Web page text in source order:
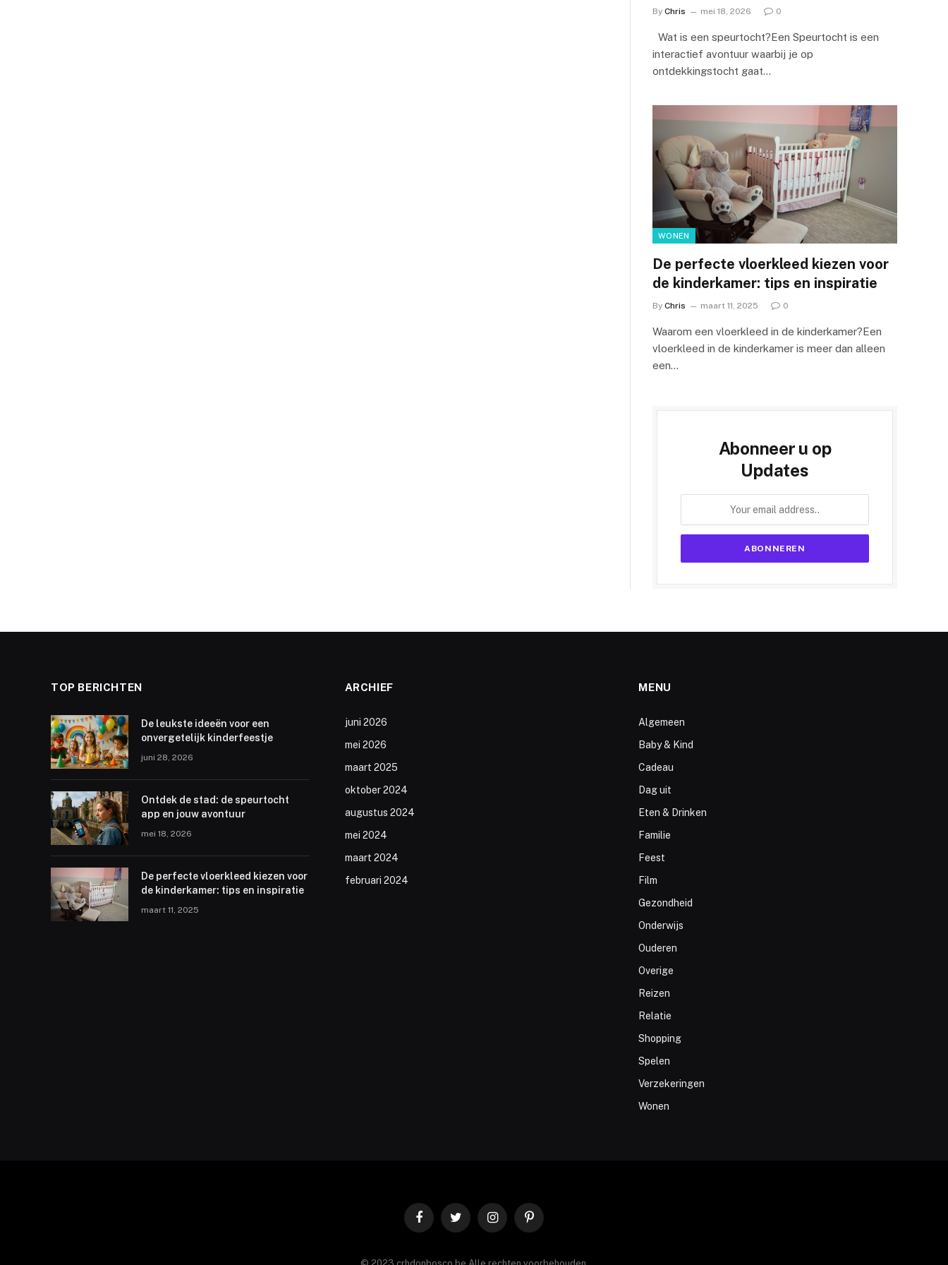
By Chris mei 18, 2026 0
Wat is een speurtocht?Een Speurtocht is een
interactief avontuur waarbij je op
ontdekkingstocht gaat…
WONEN
De perfecte vloerkleed kiezen voor
de kinderkamer: tips en inspiratie
By Chris maart 11, 2025 0
Waarom een vloerkleed in de kinderkamer?Een
vloerkleed in de kinderkamer is meer dan alleen
een…
Abonneer u op
Updates
TOP BERICHTEN
De leukste ideeën voor een
onvergetelijk kinderfeestje
juni 28, 2026
Ontdek de stad: de speurtocht
app en jouw avontuur
mei 18, 2026
De perfecte vloerkleed kiezen voor
de kinderkamer: tips en inspiratie
maart 11, 2025
ARCHIEF
juni 2026
mei 2026
maart 2025
oktober 2024
augustus 2024
mei 2024
maart 2024
februari 2024
MENU
Algemeen
Baby & Kind
Cadeau
Dag uit
Eten & Drinken
Familie
Feest
Film
Gezondheid
Onderwijs
Ouderen
Overige
Reizen
Relatie
Shopping
Spelen
Verzekeringen
Wonen
FacebookTwitter InstagramPinterest